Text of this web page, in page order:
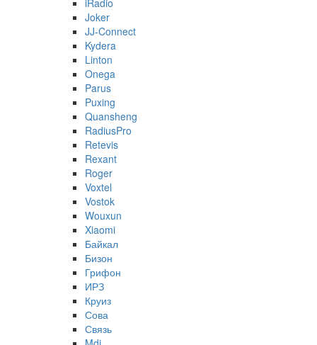
Joker
JJ-Connect
Kydera
Linton
Onega
Parus
Puxing
Quansheng
RadiusPro
Retevis
Rexant
Roger
Voxtel
Vostok
Wouxun
Xiaomi
Байкал
Бизон
Грифон
ИРЗ
Круиз
Сова
Связь